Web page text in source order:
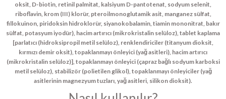
oksit, D-biotin, retinil palmitat, kalsiyum D-pantotenat, sodyum selenit,
riboflavin, krom (III) klorür, pteroilmonoglutamik asit, manganez sülfat,
fillokuinon, piridoksin hidroklorür, siyanokobalamin, tiamin mononitrat, bakır
sülfat, potasyum iyodür), hacim artırıcı (mikrokristalin selüloz), tablet kaplama
[parlatıcı (hidroksipropil metil selüloz), renklendiriciler (titanyum dioksit,
kırmızı demir oksit), topaklanmayı önleyici (yağ asitleri), hacim artırıcı
(mikrokristalin selüloz)], topaklanmayı önleyici (çapraz bağlı sodyum karboksi
metil selüloz), stabilizör (polietilen glikol), topaklanmayı önleyiciler (yağ
asitlerinin magnezyum tuzları, yağ asitleri, silikon dioksit).